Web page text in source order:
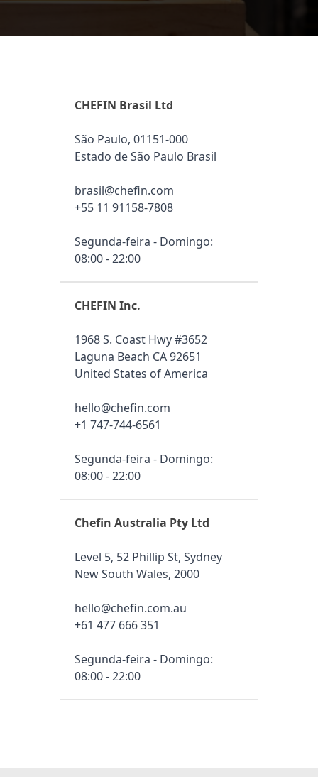
CHEFIN Brasil Ltd
São Paulo, 01151-000
Estado de São Paulo Brasil
brasil@chefin.com
+55 11 91158-7808
Segunda-feira - Domingo:
08:00 - 22:00
CHEFIN Inc.
1968 S. Coast Hwy #3652
Laguna Beach CA 92651
United States of America
hello@chefin.com
+1 747-744-6561
Segunda-feira - Domingo:
08:00 - 22:00
Chefin Australia Pty Ltd
Level 5, 52 Phillip St, Sydney
New South Wales, 2000
hello@chefin.com.au
+61 477 666 351
Segunda-feira - Domingo:
08:00 - 22:00